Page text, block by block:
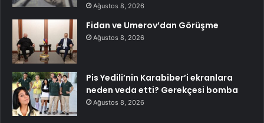
Ağustos 8, 2026
Fidan ve Umerov’dan Görüşme
Ağustos 8, 2026
Pis Yedili’nin Karabiber’i ekranlara
neden veda etti? Gerekçesi bomba
Ağustos 8, 2026